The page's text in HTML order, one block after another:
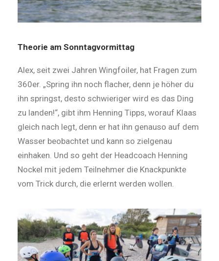
Theorie am Sonntagvormittag
Alex, seit zwei Jahren Wingfoiler, hat Fragen zum
360er. „Spring ihn noch flacher, denn je höher du
ihn springst, desto schwieriger wird es das Ding
zu landen!“, gibt ihm Henning Tipps, worauf Klaas
gleich nach legt, denn er hat ihn genauso auf dem
Wasser beobachtet und kann so zielgenau
einhaken. Und so geht der Headcoach Henning
Nockel mit jedem Teilnehmer die Knackpunkte
vom Trick durch, die erlernt werden wollen.